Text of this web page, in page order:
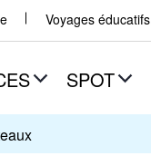
Voyages éducatifs
SPOT